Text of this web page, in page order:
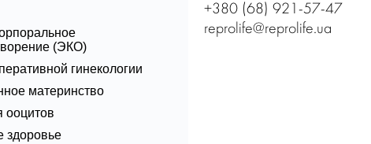
(ЭКО)
гинекологии
материнство
ооцитов
здоровье
+380 (68) 921-57-47
reprolife@reprolife.ua